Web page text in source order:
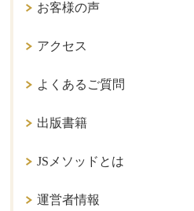
お客様の声
アクセス
よくあるご質問
出版書籍
JSメソッドとは
運営者情報